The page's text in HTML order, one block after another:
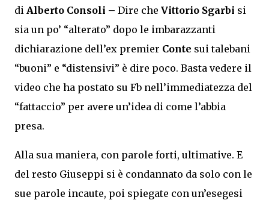
di Alberto Consoli – Dire che Vittorio Sgarbi si
sia un po’ “alterato” dopo le imbarazzanti
dichiarazione dell’ex premier Conte sui talebani
“buoni” e “distensivi” è dire poco. Basta vedere il
video che ha postato su Fb nell’immediatezza del
“fattaccio” per avere un’idea di come l’abbia
presa.
Alla sua maniera, con parole forti, ultimative. E
del resto Giuseppi si è condannato da solo con le
sue parole incaute, poi spiegate con un’esegesi